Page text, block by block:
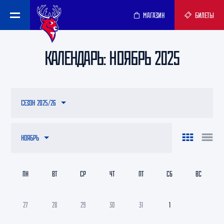
МАГАЗИН БИЛЕТЫ
КАЛЕНДАРЬ: НОЯБРЬ 2025
НОЯБРЬ
СЕЗОН 2025/26
27 28 29 30 31 1
ПН ВТ СР ЧТ ПТ СБ ВС